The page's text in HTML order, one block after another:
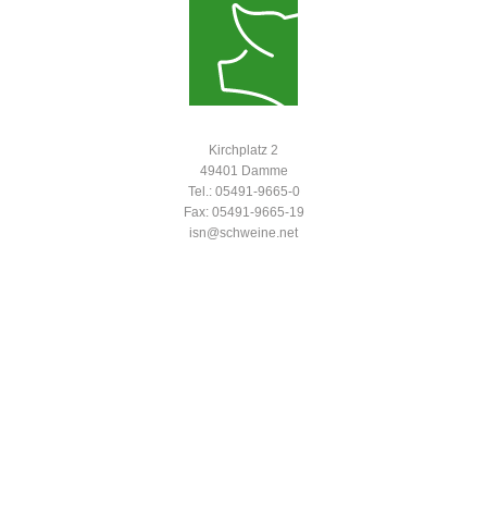
Kirchplatz 2
49401 Damme
Tel.: 05491-9665-0
Fax: 05491-9665-19
isn@schweine.net